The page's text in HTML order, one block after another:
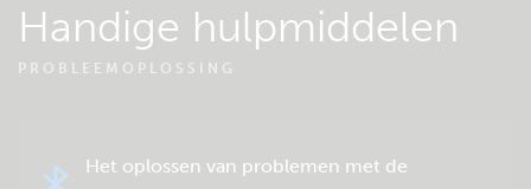
Handige hulpmiddelen
PROBLEEMOPLOSSING
Het oplossen van problemen met de